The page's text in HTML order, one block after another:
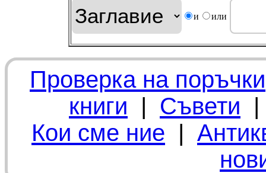
и или
Проверка на поръчки
книги | Съвети
Кои сме ние |